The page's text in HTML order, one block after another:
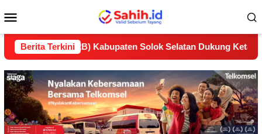
ke
Mobile
Berita Terkini
Kabupaten Solok Selatan Dukung Ketahanan Pangan